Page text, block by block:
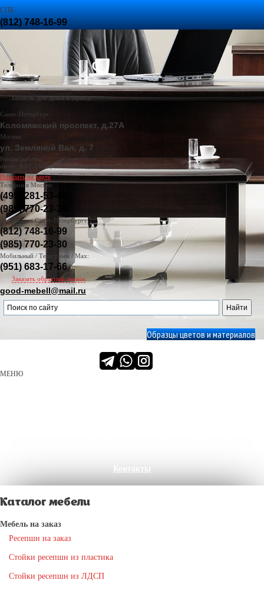
СПБ:
(812) 748-16-99
(985) 770-23-30
МСК:
(985) 770-23-30
Задать вопрос Вызвать менеджера Поиск
Доставка и оплата
Корзинапуста :(
Мебель для дома и офиса
Санкт-Петербург:
Коломяжский проспект, д.27А
Москва:
ул. Земляной Вал, д. 7
Режим работы:
пн-пт: 9:00-19:00, сб-вс: выходные дни
Показать на карте
Телефон в Москве:
(495) 281-53-40
(985) 770-23-30
Телефоны в Санкт-Петербурге:
(812) 748-16-99
(985) 770-23-30
Мобильный / Телеграмм / Max:
(951) 683-17-66
Заказать обратный звонок
good-mebell@mail.ru
Образцы цветов и материалов
МЕНЮ
Контакты
Каталог мебели
Мебель на заказ
Ресепшн на заказ
Стойки ресепшн из пластика
Стойки ресепшн из ЛДСП